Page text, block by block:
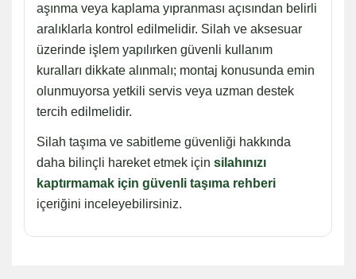
aşınma veya kaplama yıpranması açısından belirli
aralıklarla kontrol edilmelidir. Silah ve aksesuar
üzerinde işlem yapılırken güvenli kullanım
kuralları dikkate alınmalı; montaj konusunda emin
olunmuyorsa yetkili servis veya uzman destek
tercih edilmelidir.
Silah taşıma ve sabitleme güvenliği hakkında
daha bilinçli hareket etmek için silahınızı
kaptırmamak için güvenli taşıma rehberi
içeriğini inceleyebilirsiniz.